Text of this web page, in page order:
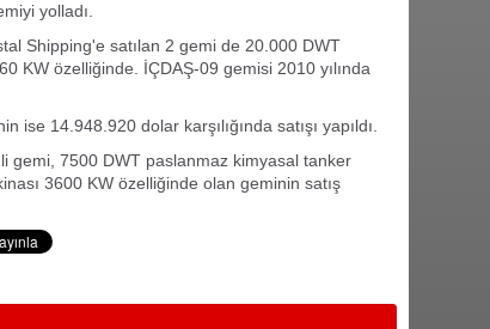
yolladı.
Shipping'e satılan 2 gemi de 20.000 DWT
KW özelliğinde. İÇDAŞ-09 gemisi 2010 yılında
ise 14.948.920 dolar karşılığında satışı yapıldı.
gemi, 7500 DWT paslanmaz kimyasal tanker
3600 KW özelliğinde olan geminin satış